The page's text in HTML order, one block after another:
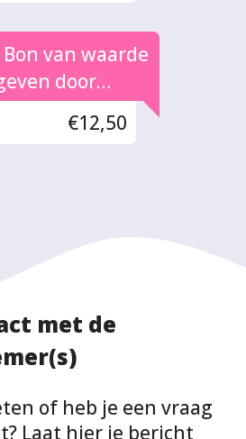
Bon van waarde
door
Seevinck
€12,50
met de
of heb je een vraag
Laat hier je bericht